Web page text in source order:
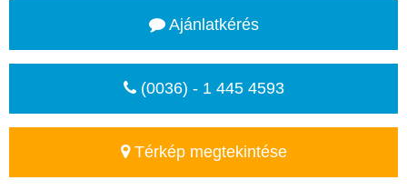
Ajánlatkérés
(0036) - 1 445 4593
Térkép megtekintése